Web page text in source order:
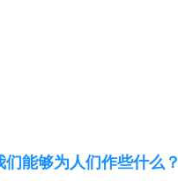
能够为人们作些什么？